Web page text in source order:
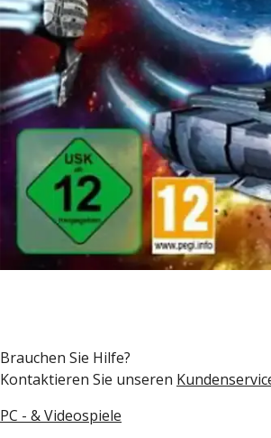
Brauchen Sie Hilfe?
Kontaktieren Sie unseren
PC - & Videospiele